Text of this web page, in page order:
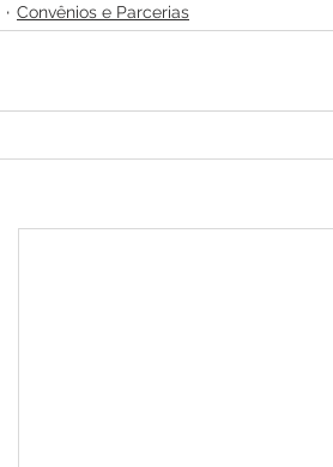
Convênios e Parcerias